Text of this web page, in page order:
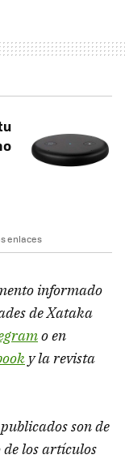
enlaces
informado
de Xataka
o en
y la revista
son de
los artículos